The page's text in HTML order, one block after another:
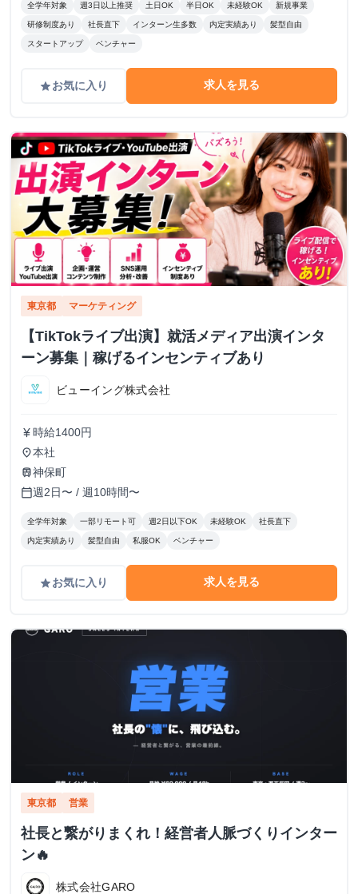
全学年対象 週3日以上推奨 土日OK 半日OK 未経験OK 新規事業
研修制度あり 社長直下 インターン生多数 内定実績あり 髪型自由
スタートアップ ベンチャー
gradeお気に入り 求人を見る
東京都 マーケティング
【TikTokライブ出演】就活メディア出演インタ
ーン募集｜稼げるインセンティブあり
ビューイング株式会社
currency_yen 時給1400円
place本社
train神保町
calendar_today週2日〜 / 週10時間〜
全学年対象 一部リモート可 週2日以下OK 未経験OK 社長直下
内定実績あり 髪型自由 私服OK ベンチャー
gradeお気に入り 求人を見る
東京都 営業
社長と繋がりまくれ！経営者人脈づくりインター
ン🔥
株式会社GARO